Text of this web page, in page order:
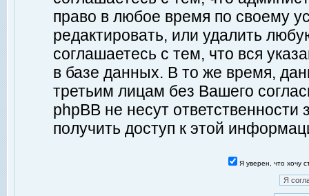
право в любое время по своему
редактировать, или удалить
соглашаетесь с тем, что вся
в базе данных. В то же время,
третьим лицам без Вашего
phpBB не несут ответственности
получить доступ к этой
Я уверен, что хочу